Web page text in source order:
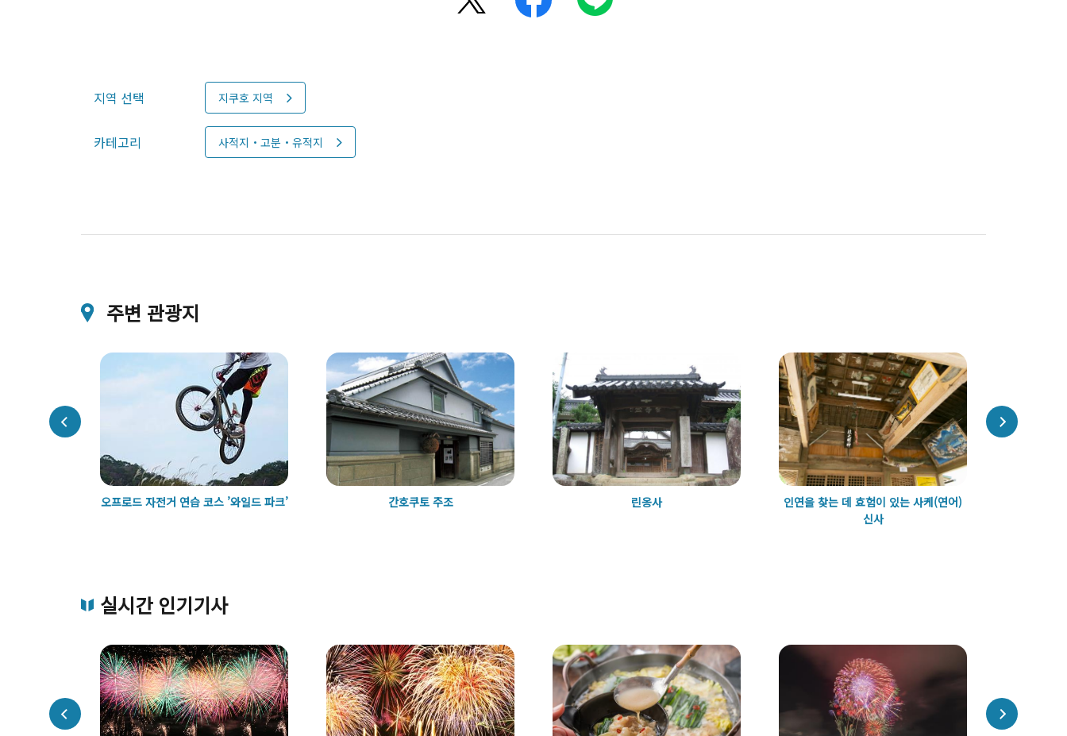
지역 선택 지쿠호 지역
카테고리 사적지・고분・유적지
주변 관광지
오프로드 자전거 연습 코스 ’와일드 파크’ 간호쿠토 주조 린옹사
인연을 찾는 데 효험이 있는 사케(연어)
신사
실시간 인기기사